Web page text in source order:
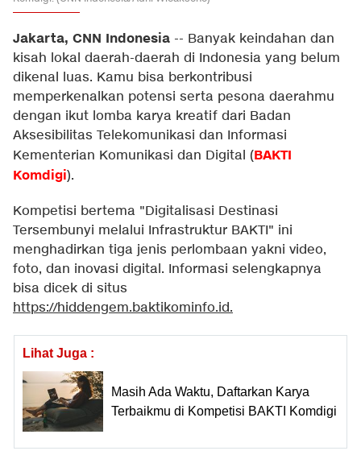
Jakarta, CNN Indonesia -- Banyak keindahan dan
kisah lokal daerah-daerah di Indonesia yang belum
dikenal luas. Kamu bisa berkontribusi
memperkenalkan potensi serta pesona daerahmu
dengan ikut lomba karya kreatif dari Badan
Aksesibilitas Telekomunikasi dan Informasi
Kementerian Komunikasi dan Digital (BAKTI
Komdigi).
Kompetisi bertema "Digitalisasi Destinasi
Tersembunyi melalui Infrastruktur BAKTI" ini
menghadirkan tiga jenis perlombaan yakni video,
foto, dan inovasi digital. Informasi selengkapnya
bisa dicek di situs
https://hiddengem.baktikominfo.id.
Lihat Juga :
Masih Ada Waktu, Daftarkan Karya
Terbaikmu di Kompetisi BAKTI Komdigi